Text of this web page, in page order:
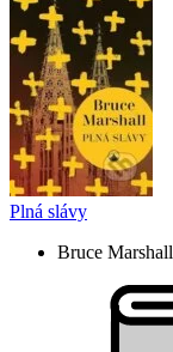
Plná slávy
Bruce Marshall